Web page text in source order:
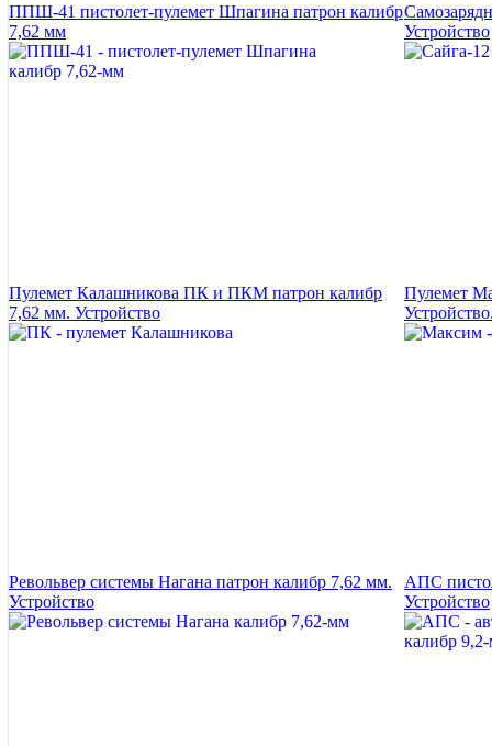
ППШ-41 пистолет-пулемет Шпагина патрон калибр
7,62 мм
Устройство
Пулемет Калашникова ПК и ПКМ патрон калибр
7,62 мм. Устройство
Пулемет
Револьвер системы Нагана патрон калибр 7,62 мм.
Устройство
АПС
Устройство